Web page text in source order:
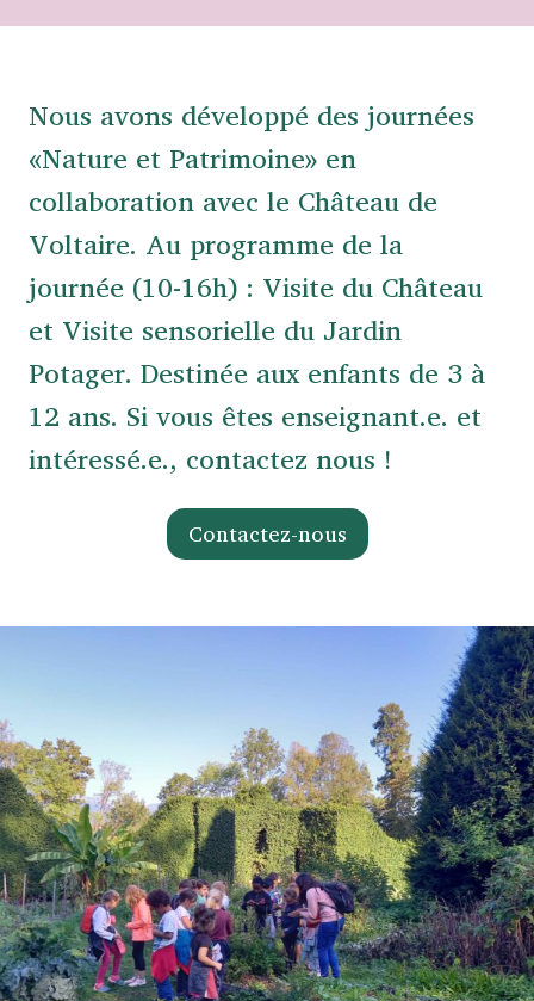
Nous avons développé des journées
«Nature et Patrimoine» en
collaboration avec le Château de
Voltaire. Au programme de la
journée (10-16h) : Visite du Château
et Visite sensorielle du Jardin
Potager. Destinée aux enfants de 3 à
12 ans. Si vous êtes enseignant.e. et
intéressé.e., contactez nous !
Contactez-nous